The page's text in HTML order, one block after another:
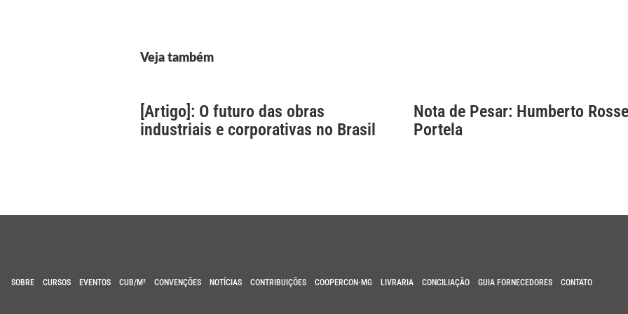
Veja também
[Artigo]: O futuro das obras
industriais e corporativas no Brasil
Nota de Pesar: Humberto
Portela
SOBRE CURSOS EVENTOS CUB/M² CONVENÇÕES NOTÍCIAS CONTRIBUIÇÕES COOPERCON-MG LIVRARIA CONCILIAÇÃO GUIA FORNECEDORES CONTATO